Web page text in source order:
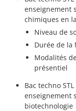
enseignement
chimiques en
Niveau de
Durée de la
Modalités
présentiel
Bac techno
enseignement
biotechnologie